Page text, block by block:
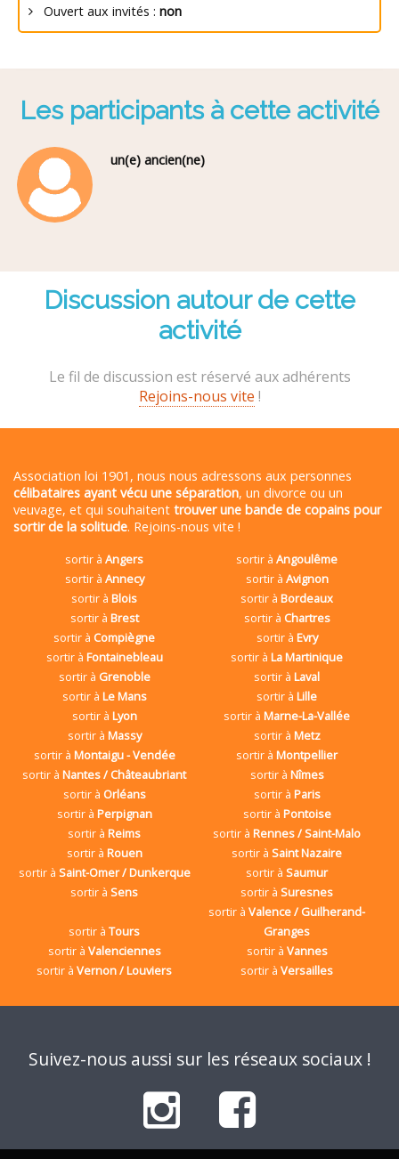
Ouvert aux invités : non
Les participants à cette activité
un(e) ancien(ne)
Discussion autour de cette
activité
Le fil de discussion est réservé aux adhérents
Rejoins-nous vite !
Association loi 1901, nous nous adressons aux personnes
célibataires ayant vécu une séparation, un divorce ou un
veuvage, et qui souhaitent trouver une bande de copains pour
sortir de la solitude. Rejoins-nous vite !
sortir àAngers sortir àAngoulême
sortir à Annecy sortir à Avignon
sortir àBlois sortir àBordeaux
sortir à Brest sortir à Chartres
sortir à Compiègne sortir à Evry
sortir à Fontainebleau sortir àLa Martinique
sortir à Grenoble sortir àLaval
sortir à Le Mans sortir àLille
sortir à Lyon sortir àMarne-La-Vallée
sortir à Massy sortir à Metz
sortir à Montaigu - Vendée sortir àMontpellier
sortir àNantes / Châteaubriant sortir à Nîmes
sortir à Orléans sortir à Paris
sortir à Perpignan sortir à Pontoise
sortir àReims sortir àRennes / Saint-Malo
sortir à Rouen sortir àSaint Nazaire
sortir à Saint-Omer / Dunkerque sortir àSaumur
sortir àSens sortir àSuresnes
sortir àTours
sortir àValence / Guilherand-
Granges
sortir à Valenciennes sortir à Vannes
sortir àVernon / Louviers sortir àVersailles
Suivez-nous aussi sur les réseaux sociaux !